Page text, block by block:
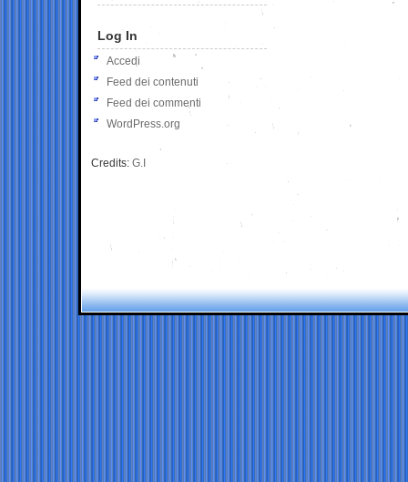
Log In
Accedi
Feed dei contenuti
Feed dei commenti
WordPress.org
Credits: G.I